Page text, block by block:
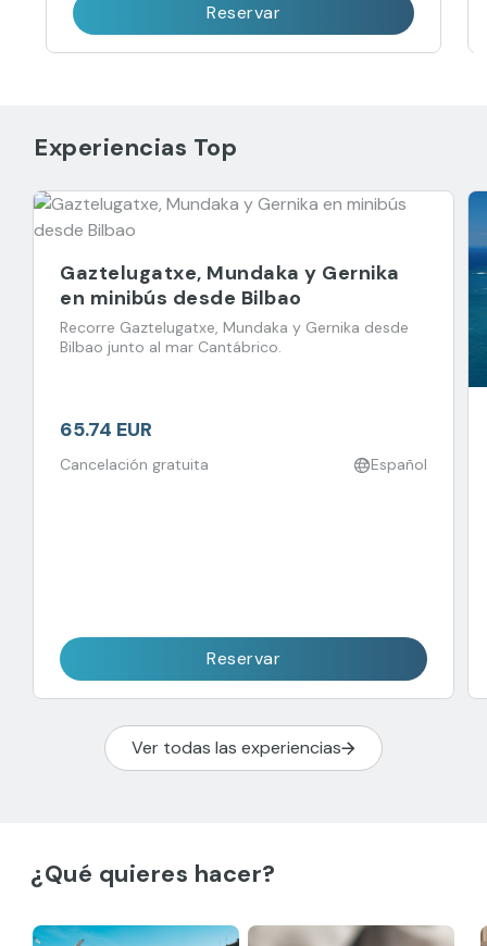
Reservar
Experiencias Top
Gaztelugatxe, Mundaka y Gernika
en minibús desde Bilbao
Recorre Gaztelugatxe, Mundaka y Gernika desde
Bilbao junto al mar Cantábrico.
65.74 EUR
Cancelación gratuita Español
Reservar
Ver todas las experiencias
¿Qué quieres hacer?